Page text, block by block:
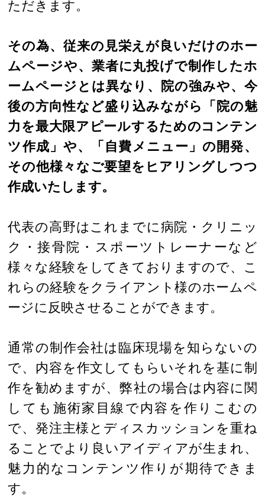
ただきます。
その為、従来の見栄えが良いだけのホー
ムページや、業者に丸投げで制作したホ
ームページとは異なり、院の強みや、今
後の方向性など盛り込みながら「院の魅
力を最大限アピールするためのコンテン
ツ作成」や、「自費メニュー」の開発、
その他様々なご要望をヒアリングしつつ
作成いたします。
代表の高野はこれまでに病院・クリニッ
ク・接骨院・スポーツトレーナーなど
様々な経験をしてきておりますので、こ
れらの経験をクライアント様のホームペ
ージに反映させることができます。
通常の制作会社は臨床現場を知らないの
で、内容を作文してもらいそれを基に制
作を勧めますが、弊社の場合は内容に関
しても施術家目線で内容を作りこむの
で、発注主様とディスカッションを重ね
ることでより良いアイディアが生まれ、
魅力的なコンテンツ作りが期待できま
す。